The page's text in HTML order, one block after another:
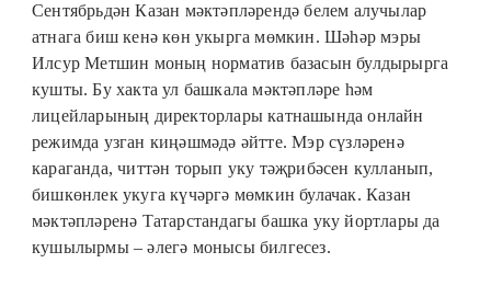
Сентябрьдән Казан мәктәпләрендә белем алучылар
атнага биш кенә көн укырга мөмкин. Шәһәр мэры
Илсур Метшин моның норматив базасын булдырырга
кушты. Бу хакта ул башкала мәктәпләре һәм
лицейларының директорлары катнашында онлайн
режимда узган киңәшмәдә әйтте. Мэр сүзләренә
караганда, читтән торып уку тәҗрибәсен кулланып,
бишкөнлек укуга күчәргә мөмкин булачак. Казан
мәктәпләренә Татарстандагы башка уку йортлары да
кушылырмы – әлегә монысы билгесез.